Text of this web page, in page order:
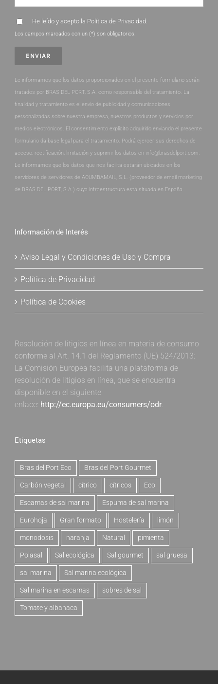
He leído y acepto la Política de Privacidad.
Los campos marcados con un (*) son obligatorios.
Le informamos que los datos proporcionados en el presente formulario serán
tratados por BRAS DEL PORT, S.A. como responsable del tratamiento. La
finalidad y tratamiento es el envío de publicidad y comunicaciones
personalizadas sobre nuestra empresa, nuestros productos y servicios por
medios electrónicos. El consentimiento explícito adquirido enviando el presente
formulario da base legal para el tratamiento. Podrá ejercer sus derechos de
acceso, rectificación, limitación y suprimir los datos en info@brasdelport.com.
Le informamos que los datos que nos facilita estarán ubicados en los
servidores de servidores de ACUMBAMAIL, S.L. (proveedor de email marketing
de BRAS DEL PORT, S.A.) cuya infraestructura está situada en España.
Información de Interés
Aviso Legal y Condiciones de Uso y Compra
Política de Privacidad
Política de Cookies
Resolución de litigios en línea en materia de consumo
conforme al Art. 14.1 del Reglamento (UE) 524/2013:
La Comisión Europea facilita una plataforma de
resolución de litigios en línea, que se encuentra
disponible en el siguiente
enlace: http://ec.europa.eu/consumers/odr.
Etiquetas
Bras del Port Eco Bras del Port Gourmet
Carbón vegetal cítrico cítricos Eco
Escamas de sal marina Espuma de sal marina
Eurohoja Gran formato Hostelería limón
monodosis naranja Natural pimienta
Polasal Sal ecológica Sal gourmet sal gruesa
sal marina Sal marina ecológica
Sal marina en escamas sobres de sal
Tomate y albahaca